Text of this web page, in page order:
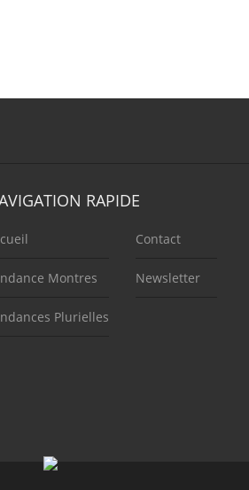
RAPIDE
Montres
Plurielles
Contact
Newsletter